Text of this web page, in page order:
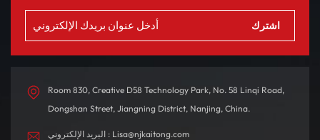
Room 830, Creative D58 Technology Park, No. 58 Linqi Road,
Dongshan Street, Jiangning District, Nanjing, China.
البريد الإلكتروني : Lisa@njkaitong.com